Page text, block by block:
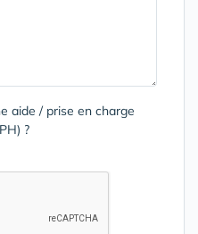
aide / prise en charge
?